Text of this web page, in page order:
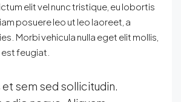
elit vel nunc tristique, eu lobortis
posuere leo ut leo laoreet, a
Morbi vehicula nulla eget elit mollis,
feugiat.
et sem sed sollicitudin.